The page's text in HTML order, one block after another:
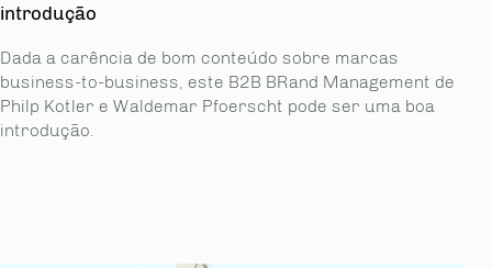
introdução
Dada a carência de bom conteúdo sobre marcas
business-to-business, este B2B BRand Management de
Philp Kotler e Waldemar Pfoerscht pode ser uma boa
introdução.